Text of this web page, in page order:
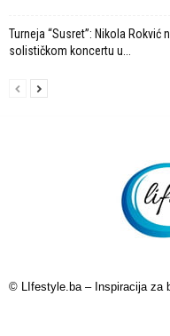
Turneja “Susret”: Nikola Rokvić
solističkom koncertu u...
© LIfestyle.ba – Inspiracija za